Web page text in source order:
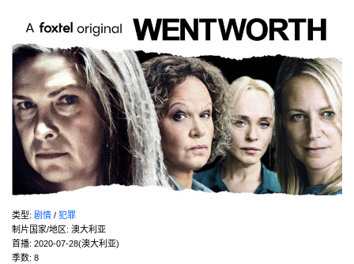
类型: 剧情 / 犯罪
制片国家/地区: 澳大利亚
首播: 2020-07-28(澳大利亚)
季数: 8